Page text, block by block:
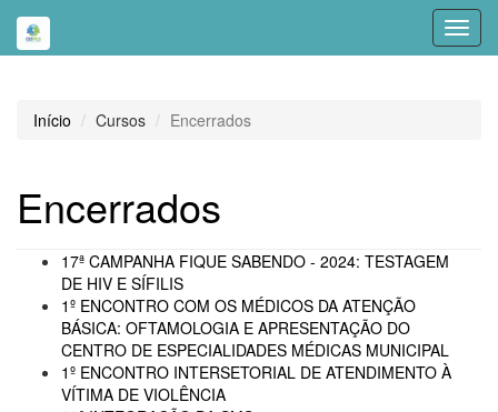
Início Cursos Encerrados
Encerrados
17ª CAMPANHA FIQUE SABENDO - 2024: TESTAGEM
DE HIV E SÍFILIS
1º ENCONTRO COM OS MÉDICOS DA ATENÇÃO
BÁSICA: OFTAMOLOGIA E APRESENTAÇÃO DO
CENTRO DE ESPECIALIDADES MÉDICAS MUNICIPAL
1º ENCONTRO INTERSETORIAL DE ATENDIMENTO À
VÍTIMA DE VIOLÊNCIA